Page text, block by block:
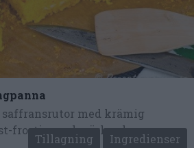
Tillagning Ingredienser
med krämig
frosting och pärlsocker.